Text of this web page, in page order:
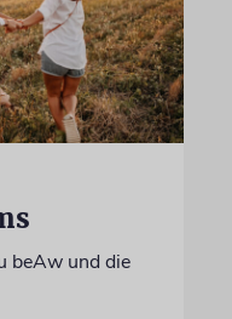
beAw und die